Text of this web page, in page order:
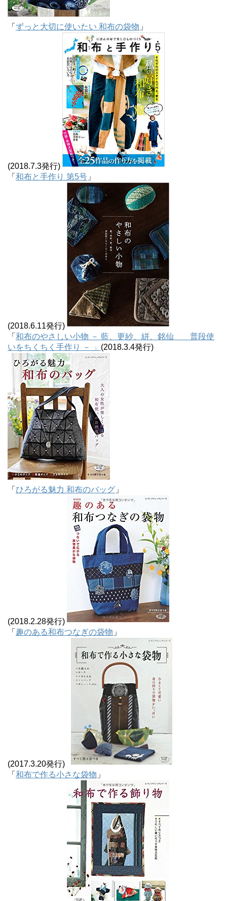
「 ずっと大切に使いたい 和布の袋物 」
(2018.7.3発行)
「 和布と手作り 第5号 」
(2018.6.11発行)
「 和布のやさしい小物 － 藍、更紗、絣、銘仙 普段使
いをちくちく手作り － 」 (2018.3.4発行)
「 ひろがる魅力 和布のバッグ 」
(2018.2.28発行)
「 趣のある和布つなぎの袋物 」
(2017.3.20発行)
「 和布で作る小さな袋物 」